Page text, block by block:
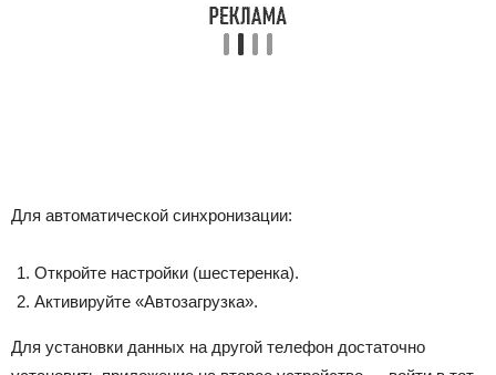
Для автоматической синхронизации:
Откройте настройки (шестеренка).
Активируйте «Автозагрузка».
Для установки данных на другой телефон достаточно